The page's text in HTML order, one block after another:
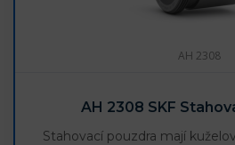
AH 2308
AH 2308 SKF
Stahovací pouzdra mají